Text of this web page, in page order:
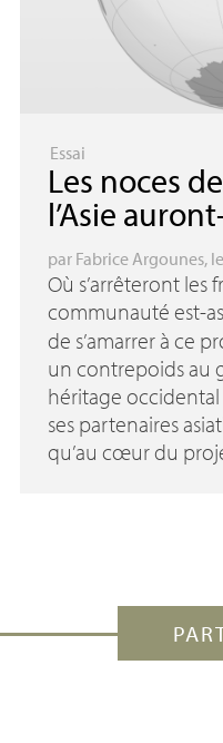
Essai
Les noces
l’Asie
par Fabrice Argounes,
Où s’arrêteront les
communauté est-
de s’amarrer à ce
un contrepoids au
héritage
ses partenaires
qu’au cœur du